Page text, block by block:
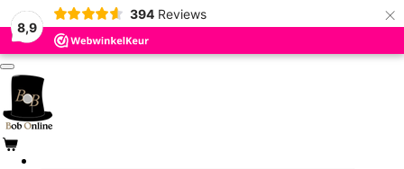
8,9
394 Reviews ×
Ga
direct
naar
de
hoofdinhoud